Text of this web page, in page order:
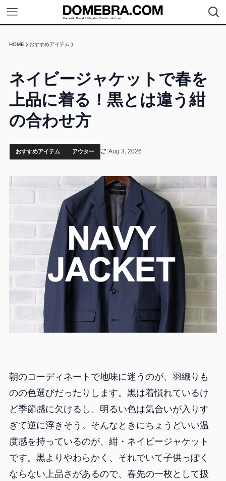
HOME おすすめアイテム
ネイビージャケットで春を
上品に着る！黒とは違う紺
の合わせ方
おすすめアイテム アウター Aug 3, 2026
朝のコーディネートで地味に迷うのが、羽織りも
のの色選びだったりします。黒は着慣れているけ
ど季節感に欠けるし、明るい色は気合いが入りす
ぎて逆に浮きそう。そんなときにちょうどいい温
度感を持っているのが、紺・ネイビージャケット
です。黒よりやわらかく、それでいて子供っぽく
ならない上品さがあるので、春先の一枚として扱